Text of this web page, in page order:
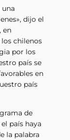
una
dijo el
en
chilenos
por los
país se
en
país
de
país haya
la palabra